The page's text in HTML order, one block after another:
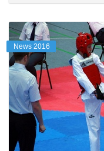
News 2016